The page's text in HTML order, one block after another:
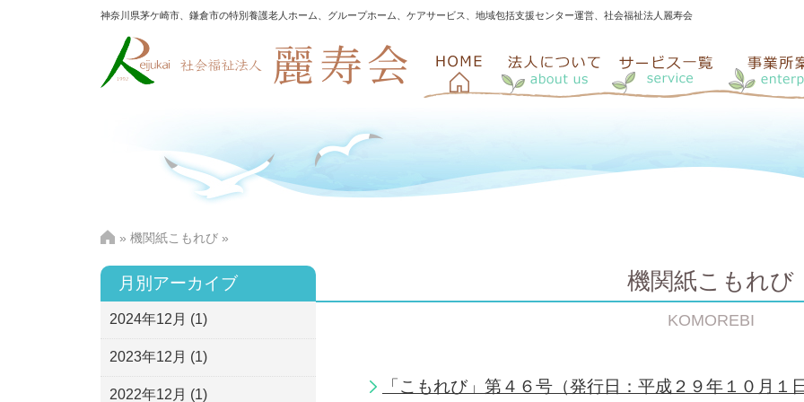
神奈川県茅ケ崎市、鎌倉市の特別養護老人ホーム、グループホーム、ケアサービス、地域包括支援センター運営、社会福祉法人麗寿会
» 機関紙こもれび »
月別アーカイブ
2024年12月 (1)
2023年12月 (1)
2022年12月 (1)
機関紙こもれび
KOMOREBI
「こもれび」第４６号（発行日：平成２９年１０月１